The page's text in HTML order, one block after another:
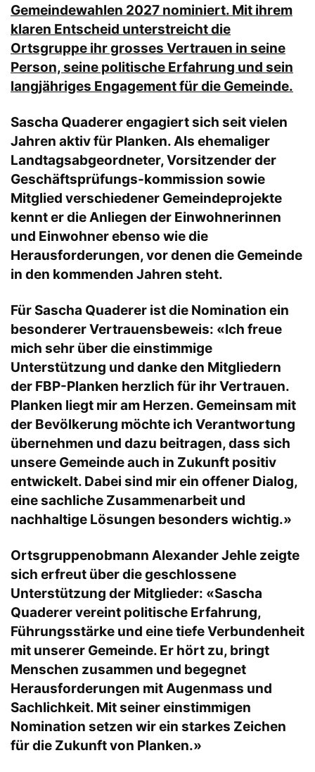
Gemeindewahlen 2027 nominiert. Mit ihrem
klaren Entscheid unterstreicht die
Ortsgruppe ihr grosses Vertrauen in seine
Person, seine politische Erfahrung und sein
langjähriges Engagement für die Gemeinde.
Sascha Quaderer engagiert sich seit vielen
Jahren aktiv für Planken. Als ehemaliger
Landtagsabgeordneter, Vorsitzender der
Geschäftsprüfungs-kommission sowie
Mitglied verschiedener Gemeindeprojekte
kennt er die Anliegen der Einwohnerinnen
und Einwohner ebenso wie die
Herausforderungen, vor denen die Gemeinde
in den kommenden Jahren steht.
Für Sascha Quaderer ist die Nomination ein
besonderer Vertrauensbeweis: «Ich freue
mich sehr über die einstimmige
Unterstützung und danke den Mitgliedern
der FBP-Planken herzlich für ihr Vertrauen.
Planken liegt mir am Herzen. Gemeinsam mit
der Bevölkerung möchte ich Verantwortung
übernehmen und dazu beitragen, dass sich
unsere Gemeinde auch in Zukunft positiv
entwickelt. Dabei sind mir ein offener Dialog,
eine sachliche Zusammenarbeit und
nachhaltige Lösungen besonders wichtig.»
Ortsgruppenobmann Alexander Jehle zeigte
sich erfreut über die geschlossene
Unterstützung der Mitglieder: «Sascha
Quaderer vereint politische Erfahrung,
Führungsstärke und eine tiefe Verbundenheit
mit unserer Gemeinde. Er hört zu, bringt
Menschen zusammen und begegnet
Herausforderungen mit Augenmass und
Sachlichkeit. Mit seiner einstimmigen
Nomination setzen wir ein starkes Zeichen
für die Zukunft von Planken.»